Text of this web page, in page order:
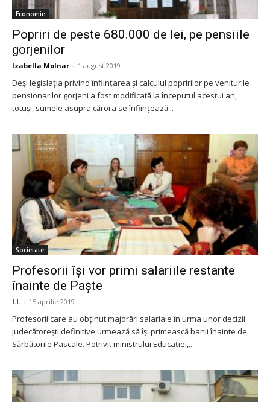
Economie
Popriri de peste 680.000 de lei, pe pensiile
gorjenilor
Izabella Molnar - 1 august 2019
Deși legislația privind înființarea și calculul popririlor pe veniturile
pensionarilor gorjeni a fost modificată la începutul acestui an,
totuşi, sumele asupra cărora se înfiinţează...
Societate
Profesorii își vor primi salariile restante
înainte de Paște
I.I. - 15 aprilie 2019
Profesorii care au obţinut majorări salariale în urma unor decizii
judecătoreşti definitive urmează să îşi primească banii înainte de
Sărbătorile Pascale. Potrivit ministrului Educaţiei,...